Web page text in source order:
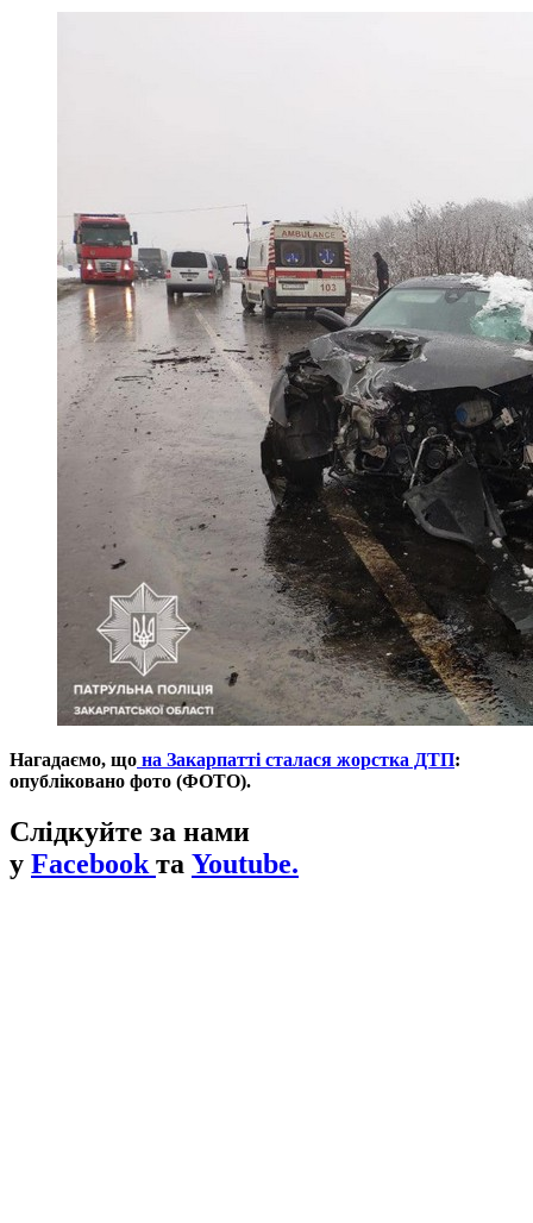
Нагадаємо, що на Закарпатті сталася жорстка ДТП:
опубліковано фото (ФОТО).
Слідкуйте за нами
у Facebook та Youtube.